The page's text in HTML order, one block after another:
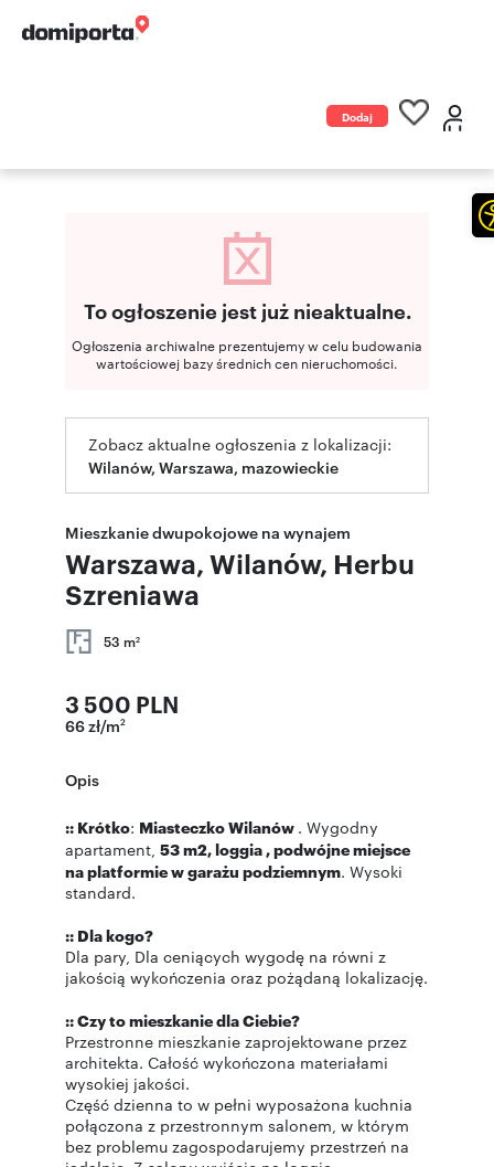
Dodaj
To ogłoszenie jest już nieaktualne.
Ogłoszenia archiwalne prezentujemy w celu budowania
wartościowej bazy średnich cen nieruchomości.
Zobacz aktualne ogłoszenia z lokalizacji:
Wilanów, Warszawa, mazowieckie
Mieszkanie dwupokojowe na wynajem
Warszawa, Wilanów, Herbu
Szreniawa
53 m2
3 500 PLN
66 zł/m2
Opis
:: Krótko: Miasteczko Wilanów . Wygodny
apartament, 53 m2, loggia , podwójne miejsce
na platformie w garażu podziemnym. Wysoki
standard.
:: Dla kogo?
Dla pary, Dla ceniących wygodę na równi z
jakością wykończenia oraz pożądaną lokalizację.
:: Czy to mieszkanie dla Ciebie?
Przestronne mieszkanie zaprojektowane przez
architekta. Całość wykończona materiałami
wysokiej jakości.
Część dzienna to w pełni wyposażona kuchnia
połączona z przestronnym salonem, w którym
bez problemu zagospodarujemy przestrzeń na